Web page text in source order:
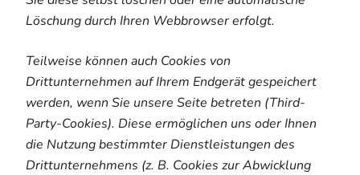
Löschung durch Ihren Webbrowser erfolgt.
Teilweise können auch Cookies von
Drittunternehmen auf Ihrem Endgerät gespeichert
werden, wenn Sie unsere Seite betreten (Third-
Party-Cookies). Diese ermöglichen uns oder Ihnen
die Nutzung bestimmter Dienstleistungen des
Drittunternehmens (z. B. Cookies zur Abwicklung